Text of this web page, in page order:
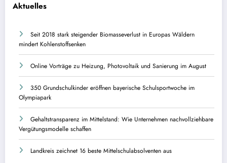
Aktuelles
Seit 2018 stark steigender Biomasseverlust in Europas Wäldern
mindert Kohlenstoffsenken
Online Vorträge zu Heizung, Photovoltaik und Sanierung im August
350 Grundschulkinder eröffnen bayerische Schulsportwoche im
Olympiapark
Gehaltstransparenz im Mittelstand: Wie Unternehmen nachvollziehbare
Vergütungsmodelle schaffen
Landkreis zeichnet 16 beste Mittelschulabsolventen aus